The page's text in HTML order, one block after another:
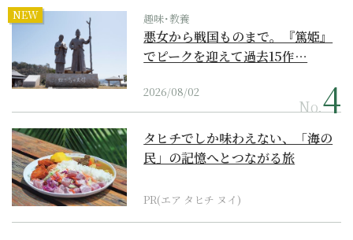
NEW 趣味･教養
悪女から戦国ものまで。『篤姫』
でピークを迎えて過去15作…
2026/08/02
No.
タヒチでしか味わえない、「海の
民」の記憶へとつながる旅
PR(エア タヒチ ヌイ)